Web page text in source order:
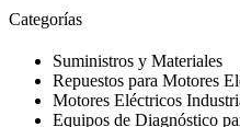
Categorías
Suministros y Materiales
Repuestos para Motores
Motores Eléctricos
Equipos de Diagnóstico